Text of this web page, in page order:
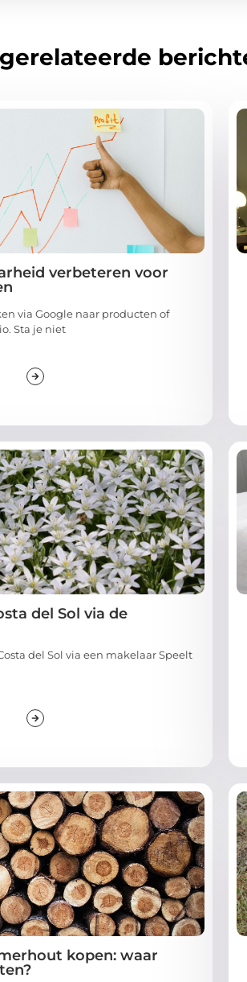
gerelateerde
verbeteren voor
via Google naar producten of
Sta je niet
del Sol via de
del Sol via een makelaar Speelt
kopen: waar